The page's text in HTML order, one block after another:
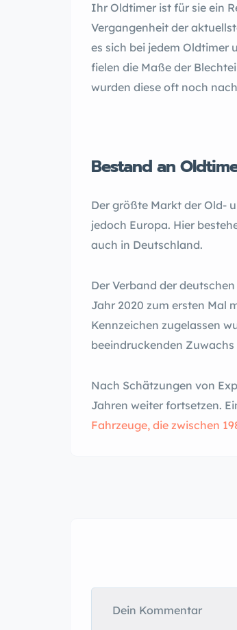
Ihr Oldtimer ist für sie ein
Vergangenheit der
es sich bei jedem Oldtimer
fielen die Maße der
wurden diese oft noch
Bestand an
Der größte Markt der Old-
jedoch Europa. Hier
auch in Deutschland.
Der Verband der
Jahr 2020 zum ersten Mal
Kennzeichen zugelassen
beeindruckenden Zuwachs
Nach Schätzungen von
Jahren weiter fortsetzen.
Fahrzeuge, die zwischen